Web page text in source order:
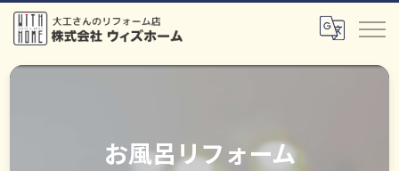
お風呂リフォーム